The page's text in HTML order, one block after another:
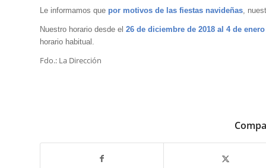
Le informamos que por motivos de las fiestas navideñas,
Nuestro horario desde el 26 de diciembre de 2018 al 4 de
horario habitual.
Fdo.: La Dirección